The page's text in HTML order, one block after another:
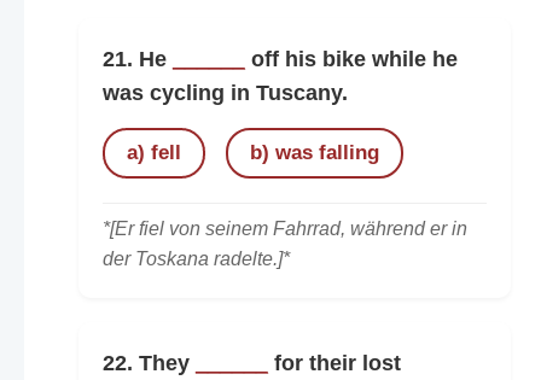
21. He
off his bike while he
was cycling in Tuscany.
a) fell b) was falling
*[Er fiel von seinem Fahrrad, während er in
der Toskana radelte.]*
22. They
for their lost